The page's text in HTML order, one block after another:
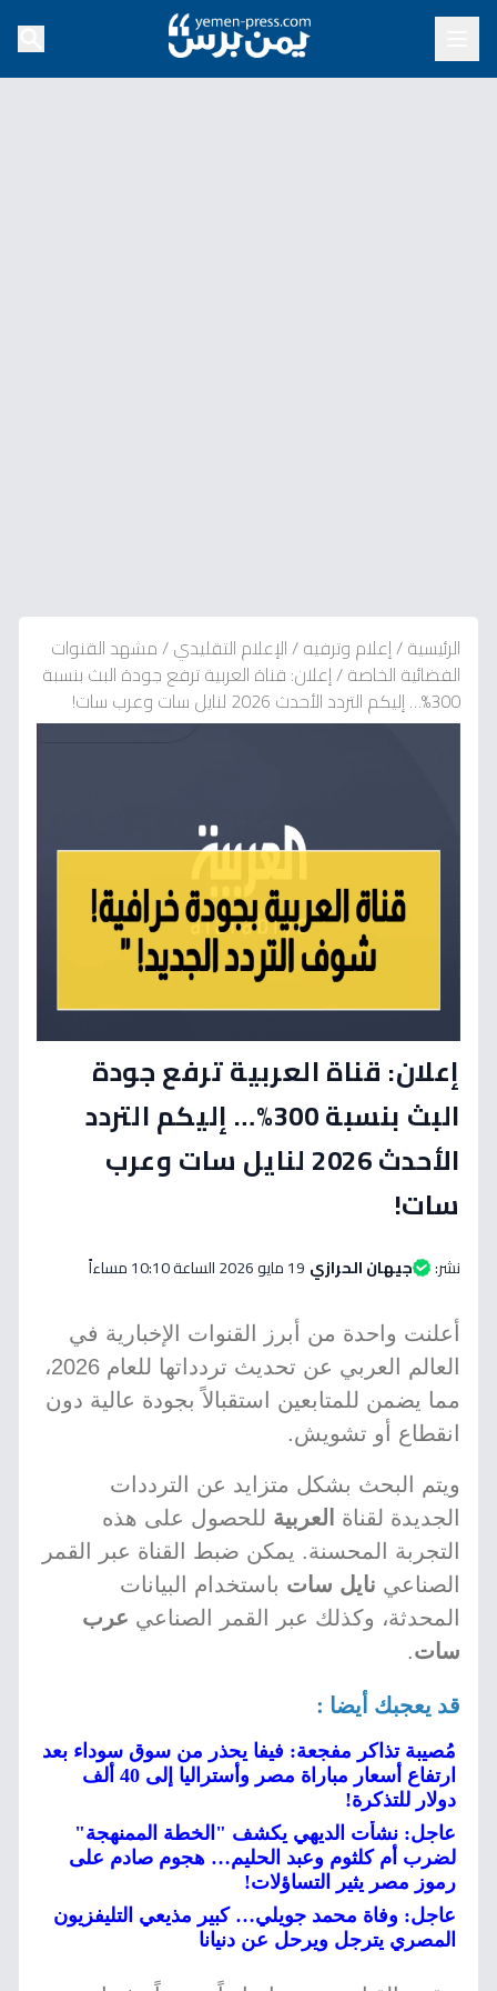
الرئيسية/إعلام وترفيه/الإعلام التقليدي/مشهد القنوات
الفضائية الخاصة/إعلان: قناة العربية ترفع جودة البث بنسبة
300%… إليكم التردد الأحدث 2026 لنايل سات وعرب سات!
إعلان: قناة العربية ترفع جودة
البث بنسبة 300%… إليكم التردد
الأحدث 2026 لنايل سات وعرب
سات!
نشر: جيهان الحرازي 19 مايو 2026 الساعة 10:10 مساءاً
أعلنت واحدة من أبرز القنوات الإخبارية في
العالم العربي عن تحديث تردداتها للعام 2026،
مما يضمن للمتابعين استقبالاً بجودة عالية دون
انقطاع أو تشويش.
ويتم البحث بشكل متزايد عن الترددات
الجديدة لقناة
العربية للحصول على هذه
التجربة المحسنة. يمكن ضبط القناة عبر القمر
الصناعي نايل سات باستخدام البيانات
المحدثة، وكذلك عبر القمر الصناعي عرب
سات.
قد يعجبك أيضا :
مُصيبة تذاكر مفجعة: فيفا يحذر من سوق سوداء بعد
ارتفاع أسعار مباراة مصر وأستراليا إلى 40 ألف
دولار للتذكرة!
عاجل: نشأت الديهي يكشف "الخطة الممنهجة"
لضرب أم كلثوم وعبد الحليم… هجوم صادم على
رموز مصر يثير التساؤلات!
عاجل: وفاة محمد جويلي… كبير مذيعي التليفزيون
المصري يترجل ويرحل عن دنيانا